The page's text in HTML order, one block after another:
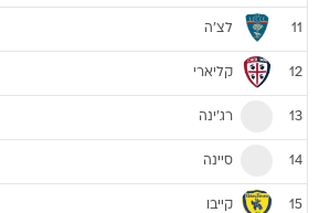
11 לצ'ה
12 קליארי
13 רג'ינה
14 סיינה
15 קייבו